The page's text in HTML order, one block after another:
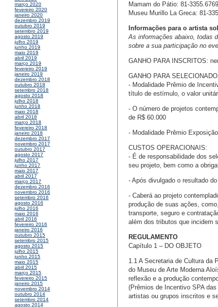
março 2020
fevereiro 2020
janeiro 2020
dezembro 2019
outubro 2019
setembro 2019
agosto 2019
julho 2019
junho 2019
maio 2019
abril 2019
março 2019
fevereiro 2019
janeiro 2019
dezembro 2018
outubro 2018
setembro 2018
agosto 2018
julho 2018
junho 2018
maio 2018
abril 2018
março 2018
fevereiro 2018
janeiro 2018
dezembro 2017
novembro 2017
outubro 2017
agosto 2017
julho 2017
junho 2017
maio 2017
abril 2017
março 2017
dezembro 2016
novembro 2016
setembro 2016
agosto 2016
julho 2016
maio 2016
abril 2016
fevereiro 2016
janeiro 2016
outubro 2015
setembro 2015
agosto 2015
julho 2015
junho 2015
maio 2015
abril 2015
março 2015
fevereiro 2015
janeiro 2015
novembro 2014
outubro 2014
setembro 2014
agosto 2014
Mamam do Pátio: 81-3355.6769
Museu Murillo La Greca: 81-
Informações para o artista
As informações abaixo, todas
sobre a sua participação no
GANHO PARA INSCRITOS:
GANHO PARA
- Modalidade Prêmio de
título de estímulo, o valor
- O número de projetos
de R$ 60.000
- Modalidade Prêmio
CUSTOS OPERACIONAIS:
- É de responsabilidade dos
seu projeto, bem como a
- Após divulgado o resultado
- Caberá ao projeto
produção de suas ações,
transporte, seguro e
além dos tributos que incidem
REGULAMENTO
Capítulo 1 – DO OBJETO
1.1 A Secretaria de Cultura da
do Museu de Arte Moderna
reflexão e a produção
(Prêmios de Incentivo SPA
artistas ou grupos inscritos e